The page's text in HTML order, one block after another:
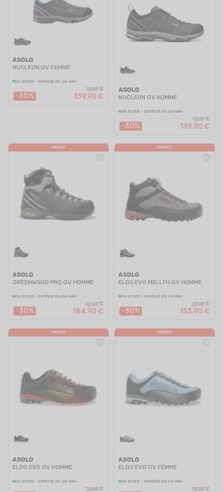
ASOLO
NUCLEON GV FEMME
EN STOCK - EXPÉDIÉ EN 24/48H
-30%
199,95 €
139,90 €
ASOLO
NUCLEON GV HOMME
EN STOCK - EXPÉDIÉ EN 24/48H
-30%
199,95 €
139,90 €
PROMO
ASOLO
GREENWOOD PRO GV HOMME
EN STOCK - EXPÉDIÉ EN 24/48H
-30%
265,00 €
184,90 €
PROMO
ASOLO
ELDO EVO MID LTH GV HOMME
EN STOCK - EXPÉDIÉ EN 24/48H
-30%
220,00 €
153,90 €
PROMO
ASOLO
ELDO EVO GV HOMME
EN STOCK - EXPÉDIÉ EN 24/48H
190,00 €
PROMO
ASOLO
ELDO EVO GV FEMME
EN STOCK - EXPÉDIÉ EN 24/48H
190,00 €